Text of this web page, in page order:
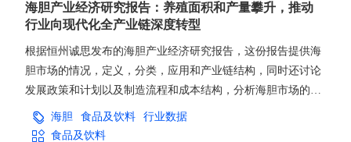
海胆产业经济研究报告：养殖面积和产量攀升，推动
行业向现代化全产业链深度转型
根据恒州诚思发布的海胆产业经济研究报告，这份报告提供海
胆市场的情况，定义，分类，应用和产业链结构，同时还讨论
发展政策和计划以及制造流程和成本结构，分析海胆市场的发
展现状与未来市场趋势。并从生产与消费两个角度来分析海胆
市场的主要生产地区、主要消费地区以及主要的生产商。
海胆 食品及饮料
行业数据
食品及饮料